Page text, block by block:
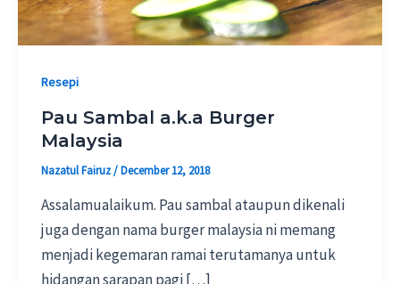
Resepi
Pau Sambal a.k.a Burger
Malaysia
Nazatul Fairuz/December 12, 2018
Assalamualaikum. Pau sambal ataupun dikenali
juga dengan nama burger malaysia ni memang
menjadi kegemaran ramai terutamanya untuk
hidangan sarapan pagi […]